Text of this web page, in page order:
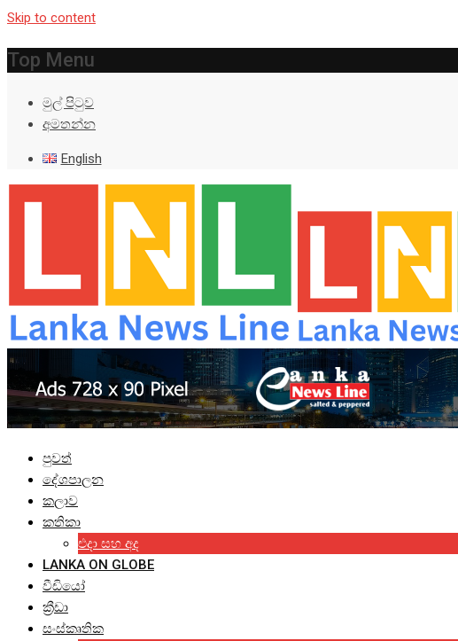
Skip to content
Top Menu
මුල් පිටුව
අමතන්න
English
පුවත්
දේශපාලන
කලාව
කතිකා
එදා සහ අද
LANKA ON GLOBE
වීඩියෝ
ක්‍රීඩා
සංස්කෘතික